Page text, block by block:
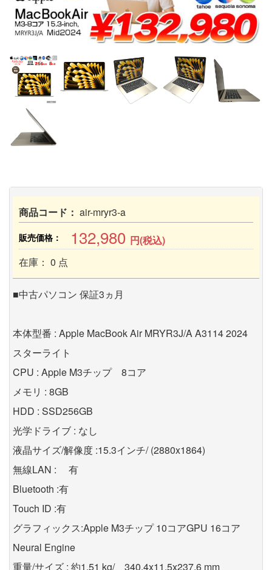
商品コード： air-mryr3-a
販売価格： 132,980 円(税込)
在庫： 0 点
■中古パソコン 保証3ヵ月
本体型番 : Apple MacBook Air MRYR3J/A A3114 2024
スターライト
CPU : Apple M3チップ 8コア
メモリ : 8GB
HDD : SSD256GB
光学ドライブ : なし
液晶サイズ/解像度 :15.3インチ/ (2880x1864)
無線LAN : 有
Bluetooth :有
Touch ID :有
グラフィックス:Apple M3チップ 10コアGPU 16コア
Neural Engine
重量/サイズ : 約1.51 kg/ 340.4x11.5x237.6 mm